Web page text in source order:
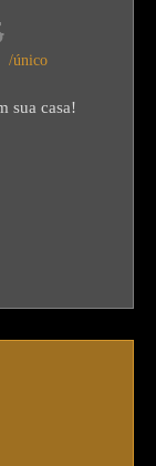
/único
sua casa!